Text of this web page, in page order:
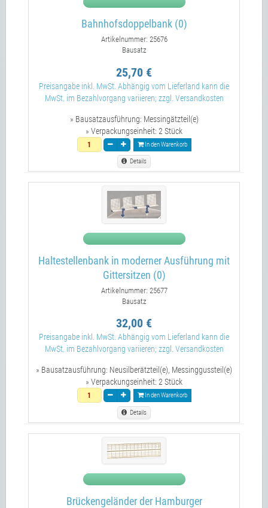
Bahnhofsdoppelbank (0)
Artikelnummer: 25676
Bausatz
25,70 €
Preisangabe inkl. MwSt. Abhängig vom Lieferland kann die
MwSt. im Bezahlvorgang variieren; zzgl. Versandkosten
» Bausatzausführung: Messingätzteil(e)
» Verpackungseinheit: 2 Stück
In den Warenkorb
Details
Haltestellenbank in moderner Ausführung mit
Gittersitzen (0)
Artikelnummer: 25677
Bausatz
32,00 €
Preisangabe inkl. MwSt. Abhängig vom Lieferland kann die
MwSt. im Bezahlvorgang variieren; zzgl. Versandkosten
» Bausatzausführung: Neusilberätzteil(e), Messinggussteil(e)
» Verpackungseinheit: 2 Stück
In den Warenkorb
Details
Brückengeländer der Hamburger